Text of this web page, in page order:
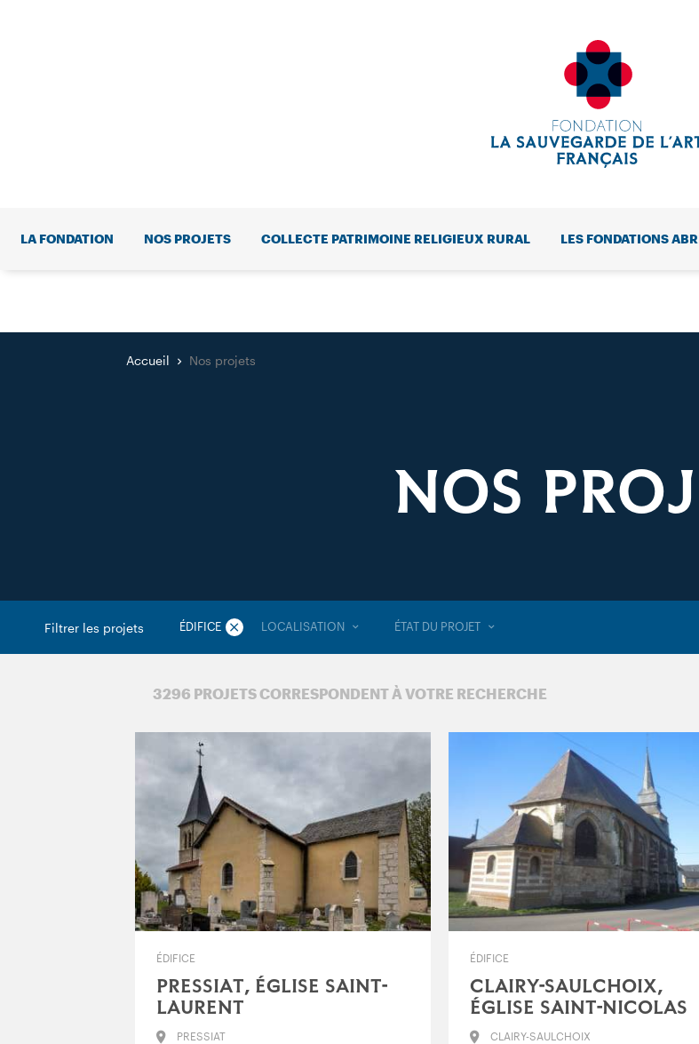
LA FONDATION NOS PROJETS COLLECTE PATRIMOINE RELIGIEUX RURAL LES FONDATIONS
Accueil Nos projets
NOS
Filtrer les projets ÉDIFICE LOCALISATION ÉTAT DU PROJET
3 296 PROJETS CORRESPONDENT À VOTRE RECHERCHE
ÉDIFICE
PRESSIAT, ÉGLISE SAINT-
LAURENT
PRESSIAT
ÉDIFICE
CLAIRY-SAULCHOIX,
ÉGLISE SAINT-NICOLAS
CLAIRY-SAULCHOIX